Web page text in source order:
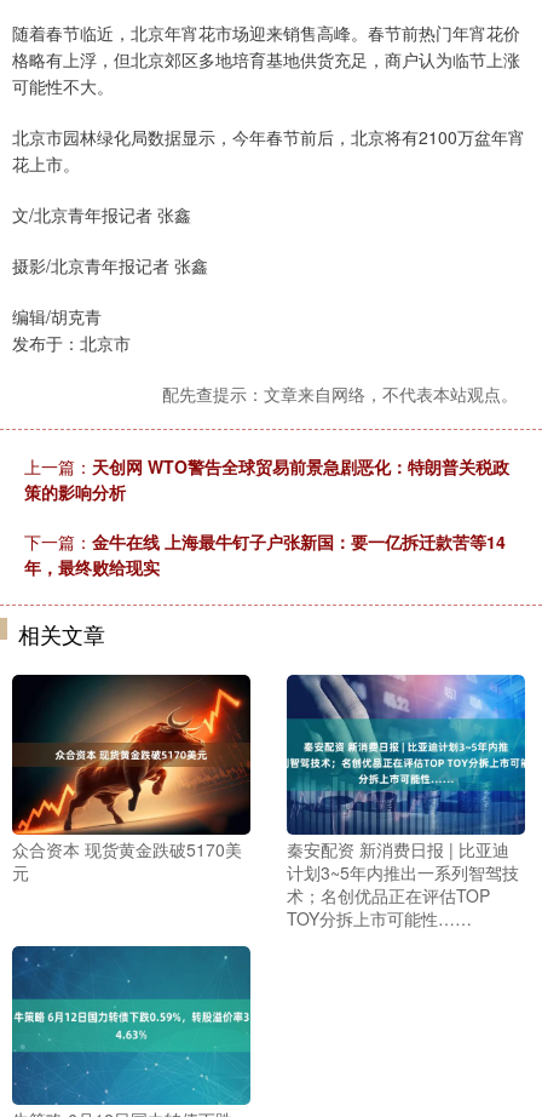
随着春节临近，北京年宵花市场迎来销售高峰。春节前热门年宵花价
格略有上浮，但北京郊区多地培育基地供货充足，商户认为临节上涨
可能性不大。
北京市园林绿化局数据显示，今年春节前后，北京将有2100万盆年宵
花上市。
文/北京青年报记者 张鑫
摄影/北京青年报记者 张鑫
编辑/胡克青
发布于：北京市
配先查提示：文章来自网络，不代表本站观点。
上一篇： 天创网 WTO警告全球贸易前景急剧恶化：特朗普关税政
策的影响分析
下一篇： 金牛在线 上海最牛钉子户张新国：要一亿拆迁款苦等14
年，最终败给现实
相关文章
众合资本 现货黄金跌破5170美
元
秦安配资 新消费日报 | 比亚迪
计划3~5年内推出一系列智驾技
术；名创优品正在评估TOP
TOY分拆上市可能性……